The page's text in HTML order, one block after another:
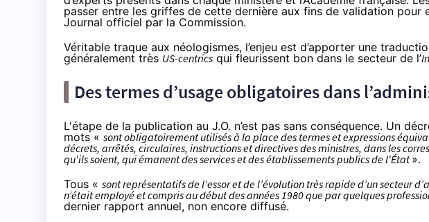
passer entre les griffes de cette dernière aux fins de validation pour
Journal officiel par la Commission.
Véritable traque aux néologismes, l’enjeu est d’apporter une
généralement très US-centrics qui fleurissent bon dans le secteur de l’
Des termes d’usage obligatoires dans
L'étape de la publication au J.O. n’est pas sans conséquence. Un
mots « sont obligatoirement utilisés à la place des termes et expressions
décrets, arrêtés, circulaires, instructions et directives des ministres, dans les
qu'ils soient, qui émanent des services et des établissements publics de l'État».
Tous « sont représentatifs de l’essor et de l’évolution très rapide d’un secteur
n’était employé et compris au début des années 1980 que par quelques
dernier rapport annuel, non encore diffusé.